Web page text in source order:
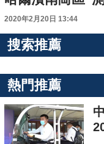
2020年2月20日 13:44
搜索推薦
熱門推薦